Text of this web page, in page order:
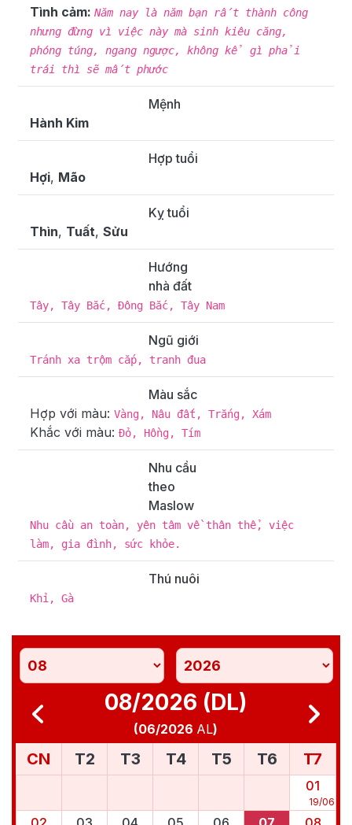
Tình cảm: Năm nay là năm bạn rất thành công
nhưng đừng vì việc này mà sinh kiêu căng,
phóng túng, ngang ngược, không kể gì phải
trái thì sẽ mất phước
Mệnh
Hành Kim
Hợp tuổi
Hợi, Mão
Kỵ tuổi
Thìn, Tuất, Sửu
Hướng
nhà đất
Tây, Tây Bắc, Đông Bắc, Tây Nam
Ngũ giới
Tránh xa trộm cắp, tranh đua
Màu sắc
Hợp với màu: Vàng, Nâu đất, Trắng, Xám
Khắc với màu: Đỏ, Hồng, Tím
Nhu cầu
theo
Maslow
Nhu cầu an toàn, yên tâm về thân thể, việc
làm, gia đình, sức khỏe.
Thú nuôi
Khỉ, Gà
08/2026 (DL)
(06/2026 AL)
CN T2 T3 T4 T5 T6 T7
01
19/06